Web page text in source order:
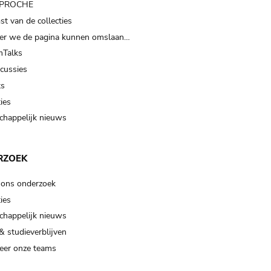
van de collecties
we de pagina kunnen omslaan…
nieuws
onderzoek
nieuws
studieverblijven
onze teams